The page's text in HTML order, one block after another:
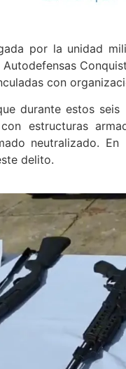
por la unidad
con
durante estos
estructuras
neutralizado.
delito.